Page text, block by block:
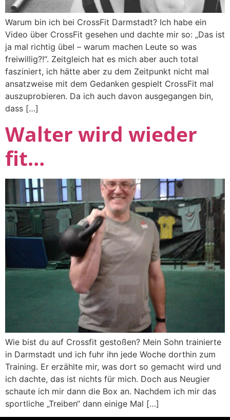
Warum bin ich bei CrossFit Darmstadt? Ich habe ein
Video über CrossFit gesehen und dachte mir so: „Das ist
ja mal richtig übel – warum machen Leute so was
freiwillig?!“. Zeitgleich hat es mich aber auch total
fasziniert, ich hätte aber zu dem Zeitpunkt nicht mal
ansatzweise mit dem Gedanken gespielt CrossFit mal
auszuprobieren. Da ich auch davon ausgegangen bin,
dass […]
Walter wird wieder
fit…
Wie bist du auf Crossfit gestoßen? Mein Sohn trainierte
in Darmstadt und ich fuhr ihn jede Woche dorthin zum
Training. Er erzählte mir, was dort so gemacht wird und
ich dachte, das ist nichts für mich. Doch aus Neugier
schaute ich mir dann die Box an. Nachdem ich mir das
sportliche „Treiben“ dann einige Mal […]